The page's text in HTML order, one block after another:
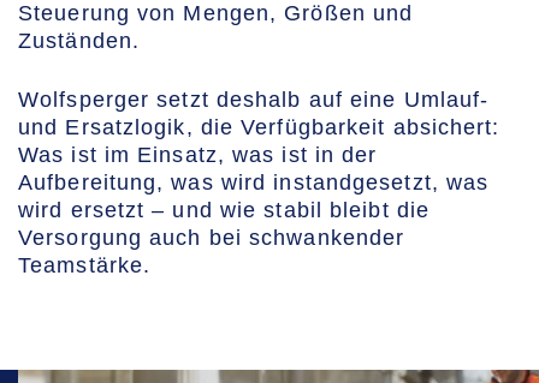
Steuerung von Mengen, Größen und
Zuständen.
Wolfsperger setzt deshalb auf eine Umlauf-
und Ersatzlogik, die Verfügbarkeit absichert:
Was ist im Einsatz, was ist in der
Aufbereitung, was wird instandgesetzt, was
wird ersetzt – und wie stabil bleibt die
Versorgung auch bei schwankender
Teamstärke.